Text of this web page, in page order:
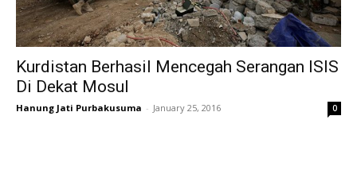
Kurdistan Berhasil Mencegah Serangan ISIS
Di Dekat Mosul
Hanung Jati Purbakusuma - January 25, 2016 0